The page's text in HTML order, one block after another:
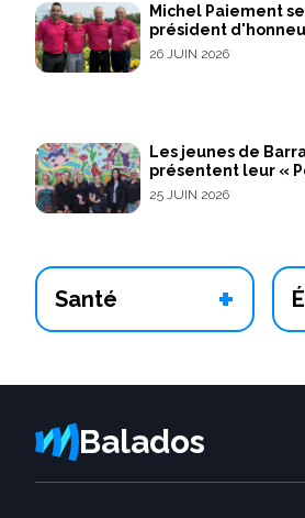
Michel Paiement
président
36e Omnium VCCN
26 JUIN 2026
Les jeunes de
présentent leur «
d’un village vivant »
25 JUIN 2026
Santé +
Balados